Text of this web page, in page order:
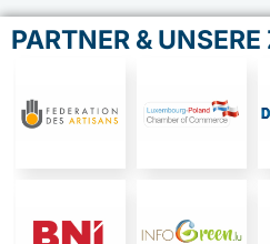
PARTNER &